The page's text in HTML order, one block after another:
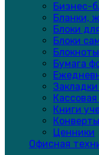
Бизнес-
Бланки,
Блоки
Блоки
Бумага
Книги
Ценники
Офисная